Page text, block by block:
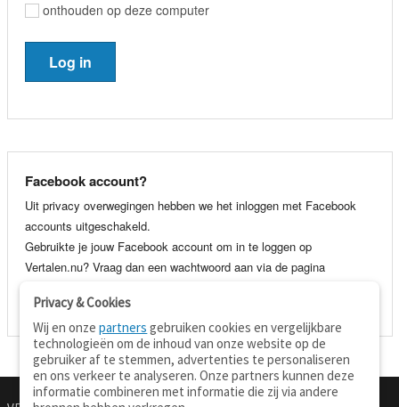
onthouden op deze computer
Facebook account?
Uit privacy overwegingen hebben we het inloggen met Facebook
accounts uitgeschakeld.
Gebruikte je jouw Facebook account om in te loggen op
Vertalen.nu? Vraag dan een wachtwoord aan via de pagina
je e-mail adres en wachtwoord.
Privacy & Cookies
Wij en onzepartners gebruiken cookies en vergelijkbare
technologieën om de inhoud van onze website op de
gebruiker af te stemmen, advertenties te personaliseren
en ons verkeer te analyseren. Onze partners kunnen deze
informatie combineren met informatie die zij via andere